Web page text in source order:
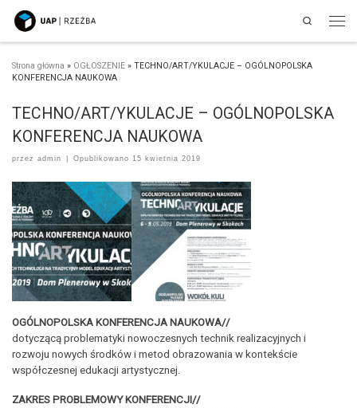
Przejdź do treści
Search
Strona główna » OGŁOSZENIE » TECHNO/ART/YKULACJE – OGÓLNOPOLSKA
KONFERENCJA NAUKOWA
TECHNO/ART/YKULACJE – OGÓLNOPOLSKA
KONFERENCJA NAUKOWA
przez admin Opublikowano 15 kwietnia 2019
OGÓLNOPOLSKA KONFERENCJA NAUKOWA//
dotyczącą problematyki nowoczesnych technik realizacyjnych i
rozwoju nowych środków i metod obrazowania w kontekście
współczesnej edukacji artystycznej.
ZAKRES PROBLEMOWY KONFERENCJI//